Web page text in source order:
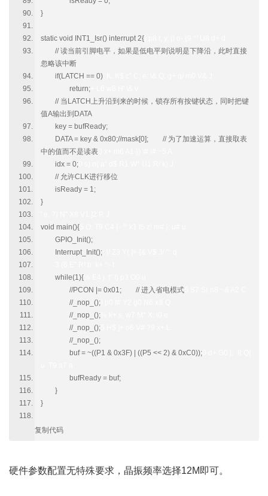
}
static void INT1_Isr() interrupt 2{
// 读当前引脚电平，如果是低电平则说明是下降沿，此时直接
忽略该中断
if(LATCH == 0)
return;
// 当LATCH上升沿到来的时候，锁存所有按键状态，同时把键
值A输出到DATA
key = bufReady;
DATA = key & 0x80;//mask[0]; // 为了加速运算，直接取表
中的值而不是读表
idx = 0;
// 允许CLK进行移位
isReady = 1;
}
void main(){
GPIO_Init();
Interrupt_Init();
while(1){
//PCON |= 0x01; // 进入省电模式
//_nop_();
//_nop_();
//_nop_();
//_nop_();
buf = ~((P1 & 0x3F) | ((P5 << 2) & 0xC0));
bufReady = buf;
}
}
复制代码
硬件参数配置无特殊要求，晶振频率选择12M即可。